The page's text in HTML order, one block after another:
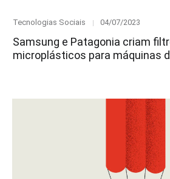
Category
Tecnologias Sociais
Posted
04/07/2023
Samsung e Patagonia criam
microplásticos para máquinas